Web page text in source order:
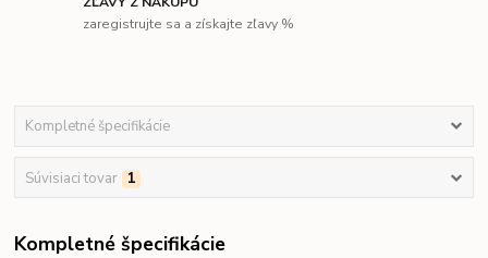
zaregistrujte sa a získajte zľavy %
Kompletné špecifikácie
Súvisiaci tovar 1
Kompletné špecifikácie